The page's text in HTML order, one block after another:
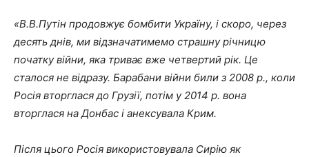
«В.В.Путін продовжує бомбити Україну, і скоро, через
десять днів, ми відзначатимемо страшну річницю
початку війни, яка триває вже четвертий рік. Це
сталося не відразу. Барабани війни били з 2008 р., коли
Росія вторглася до Грузії, потім у 2014 р. вона
вторглася на Донбас і анексувала Крим.
Після цього Росія використовувала Сирію як